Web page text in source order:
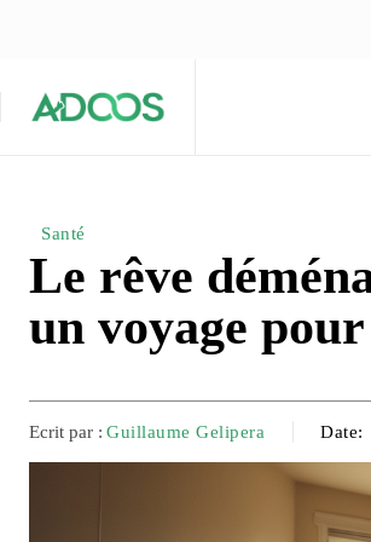
Santé
Le rêve
un voyage
Ecrit par : Guillaume Gelipera Date: